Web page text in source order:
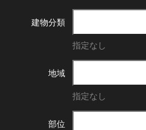
建物分類
指定なし
地域
指定なし
部位